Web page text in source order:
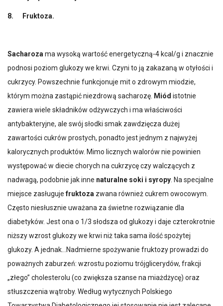
8. Fruktoza.
Sacharoza ma wysoką wartość energetyczną-4 kcal/g i znacznie
podnosi poziom glukozy we krwi. Czyni to ją zakazaną w otyłości i
cukrzycy. Powszechnie funkcjonuje mit o zdrowym miodzie,
którym można zastąpić niezdrową sacharozę. Miód istotnie
zawiera wiele składników odżywczych i ma właściwości
antybakteryjne, ale swój słodki smak zawdzięcza dużej
zawartości cukrów prostych, ponadto jest jednym z najwyżej
kalorycznych produktów. Mimo licznych walorów nie powinien
występować w diecie chorych na cukrzycę czy walczących z
nadwagą, podobnie jak inne naturalne soki i syropy . Na specjalne
miejsce zasługujefruktoza zwana również cukrem owocowym.
Często niesłusznie uważana za świetne rozwiązanie dla
diabetyków. Jest ona o 1/3 słodsza od glukozy i daje czterokrotnie
niższy wzrost glukozy we krwi niż taka sama ilość spożytej
glukozy. A jednak…Nadmierne spożywanie fruktozy prowadzi do
poważnych zaburzeń: wzrostu poziomu trójglicerydów, frakcji
„złego” cholesterolu (co zwiększa szanse na miażdżycę) oraz
stłuszczenia wątroby. Według wytycznych Polskiego